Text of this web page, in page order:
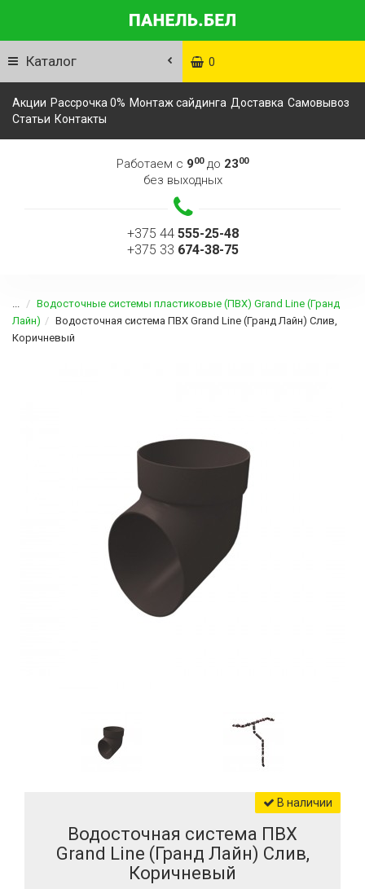
Каталог 0
Акции Рассрочка 0% Монтаж сайдинга Доставка Самовывоз
Статьи Контакты
Работаем с 900до 2300
без выходных
+375 44 555-25-48
+375 33 674-38-75
...
Водосточные системы пластиковые (ПВХ) Grand Line (Гранд
Лайн)
Водосточная система ПВХ Grand Line (Гранд Лайн) Слив,
Коричневый
В наличии
Водосточная система ПВХ
Grand Line (Гранд Лайн) Слив,
Коричневый